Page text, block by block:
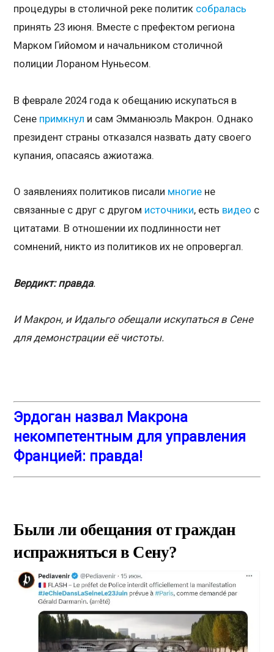
процедуры в столичной реке политик собралась
принять 23 июня. Вместе с префектом региона
Марком Гийомом и начальником столичной
полиции Лораном Нуньесом.
В феврале 2024 года к обещанию искупаться в
Сене примкнул и сам Эмманюэль Макрон. Однако
президент страны отказался назвать дату своего
купания, опасаясь ажиотажа.
О заявлениях политиков писали многие не
связанные с друг с другом источники, есть видео с
цитатами. В отношении их подлинности нет
сомнений, никто из политиков их не опровергал.
Вердикт: правда.
И Макрон, и Идальго обещали искупаться в Сене
для демонстрации её чистоты.
Эрдоган назвал Макрона
некомпетентным для управления
Францией: правда!
Были ли обещания от граждан
испражняться в Сену?